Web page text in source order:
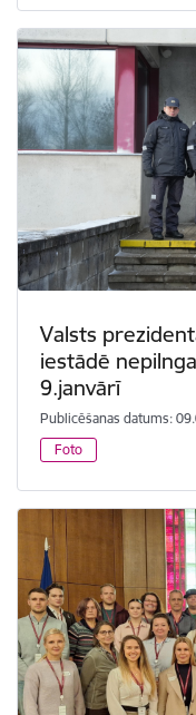
Valsts
iestādē
9.janvārī
Publicēšanas datums:
Foto